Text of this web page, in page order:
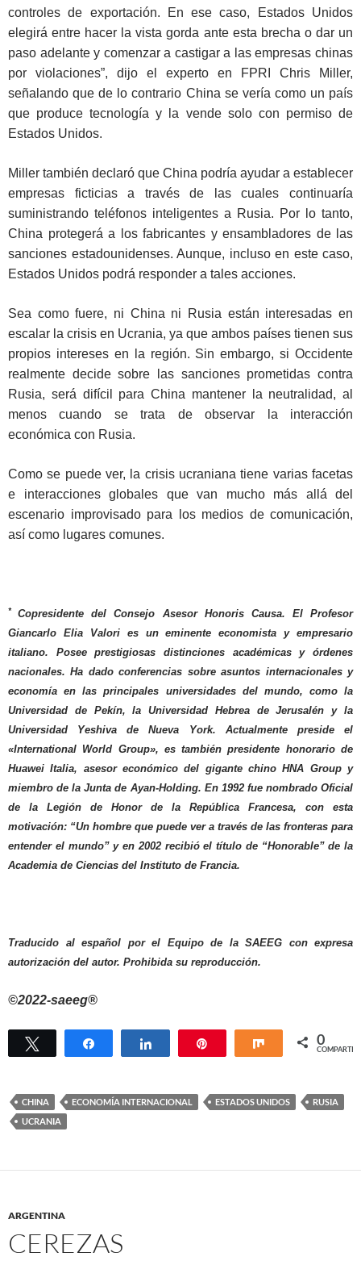
controles de exportación. En ese caso, Estados Unidos
elegirá entre hacer la vista gorda ante esta brecha o dar un
paso adelante y comenzar a castigar a las empresas chinas
por violaciones”, dijo el experto en FPRI Chris Miller,
señalando que de lo contrario China se vería como un país
que produce tecnología y la vende solo con permiso de
Estados Unidos.
Miller también declaró que China podría ayudar a establecer
empresas ficticias a través de las cuales continuaría
suministrando teléfonos inteligentes a Rusia. Por lo tanto,
China protegerá a los fabricantes y ensambladores de las
sanciones estadounidenses. Aunque, incluso en este caso,
Estados Unidos podrá responder a tales acciones.
Sea como fuere, ni China ni Rusia están interesadas en
escalar la crisis en Ucrania, ya que ambos países tienen sus
propios intereses en la región. Sin embargo, si Occidente
realmente decide sobre las sanciones prometidas contra
Rusia, será difícil para China mantener la neutralidad, al
menos cuando se trata de observar la interacción
económica con Rusia.
Como se puede ver, la crisis ucraniana tiene varias facetas
e interacciones globales que van mucho más allá del
escenario improvisado para los medios de comunicación,
así como lugares comunes.
* Copresidente del Consejo Asesor Honoris Causa. El Profesor
Giancarlo Elia Valori es un eminente economista y empresario
italiano. Posee prestigiosas distinciones académicas y órdenes
nacionales. Ha dado conferencias sobre asuntos internacionales y
economía en las principales universidades del mundo, como la
Universidad de Pekín, la Universidad Hebrea de Jerusalén y la
Universidad Yeshiva de Nueva York. Actualmente preside el
«International World Group», es también presidente honorario de
Huawei Italia, asesor económico del gigante chino HNA Group y
miembro de la Junta de Ayan-Holding. En 1992 fue nombrado Oficial
de la Legión de Honor de la República Francesa, con esta
motivación: “Un hombre que puede ver a través de las fronteras para
entender el mundo” y en 2002 recibió el título de “Honorable” de la
Academia de Ciencias del Instituto de Francia.
Traducido al español por el Equipo de la SAEEG con expresa
autorización del autor. Prohibida su reproducción.
©2022-saeeg®
Twittear Compartir Compartir Compartir
0
COMPARTIR
CHINA ECONOMÍA INTERNACIONAL ESTADOS UNIDOS
RUSIA
UCRANIA
ARGENTINA
CEREZAS